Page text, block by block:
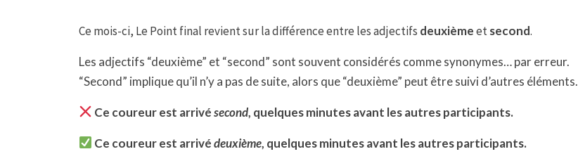
Ce mois-ci, Le Point final revient sur la différence entre les adjectifs deuxièmeetsecond.
Les adjectifs “deuxième” et “second” sont souvent considérés commesynonymes… par erreur.
“Second” implique qu’il n’y a pas de suite, alors que “deuxième” peut être suivid’autres éléments.
Ce coureur est arrivésecond, quelques minutesavant les autres participants.
Ce coureur est arrivédeuxième, quelques minutesavant les autres participants.